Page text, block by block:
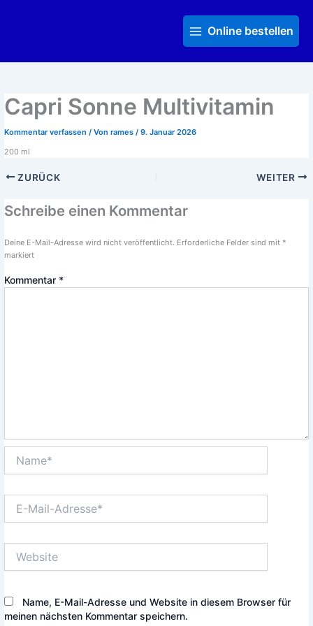
MenuOnline bestellen
Capri Sonne Multivitamin
Kommentar verfassen / Von rames / 9. Januar 2026
200 ml
ZURÜCK WEITER
Schreibe einen Kommentar
Deine E-Mail-Adresse wird nicht veröffentlicht. Erforderliche Felder sind mit *
markiert
Kommentar *
Mail-
Name, E-Mail-Adresse und Website in diesem Browser für
meinen nächsten Kommentar speichern.